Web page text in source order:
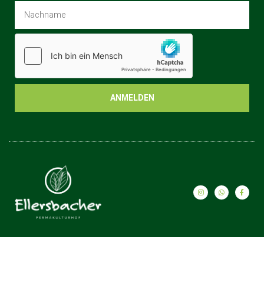
ANMELDEN